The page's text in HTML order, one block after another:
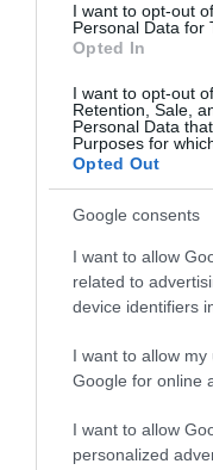
I want to opt-out
Personal Data for
Opted In
I want to opt-out
Retention, Sale,
Personal Data
Purposes for
Opted Out
Google consents
I want to allow
related to
device identifiers
I want to allow
Google for online
I want to allow
personalized
HASONLÓ
2026-08-06.